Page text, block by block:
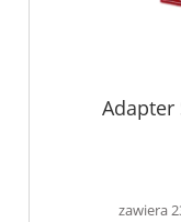
Adapter
zawiera